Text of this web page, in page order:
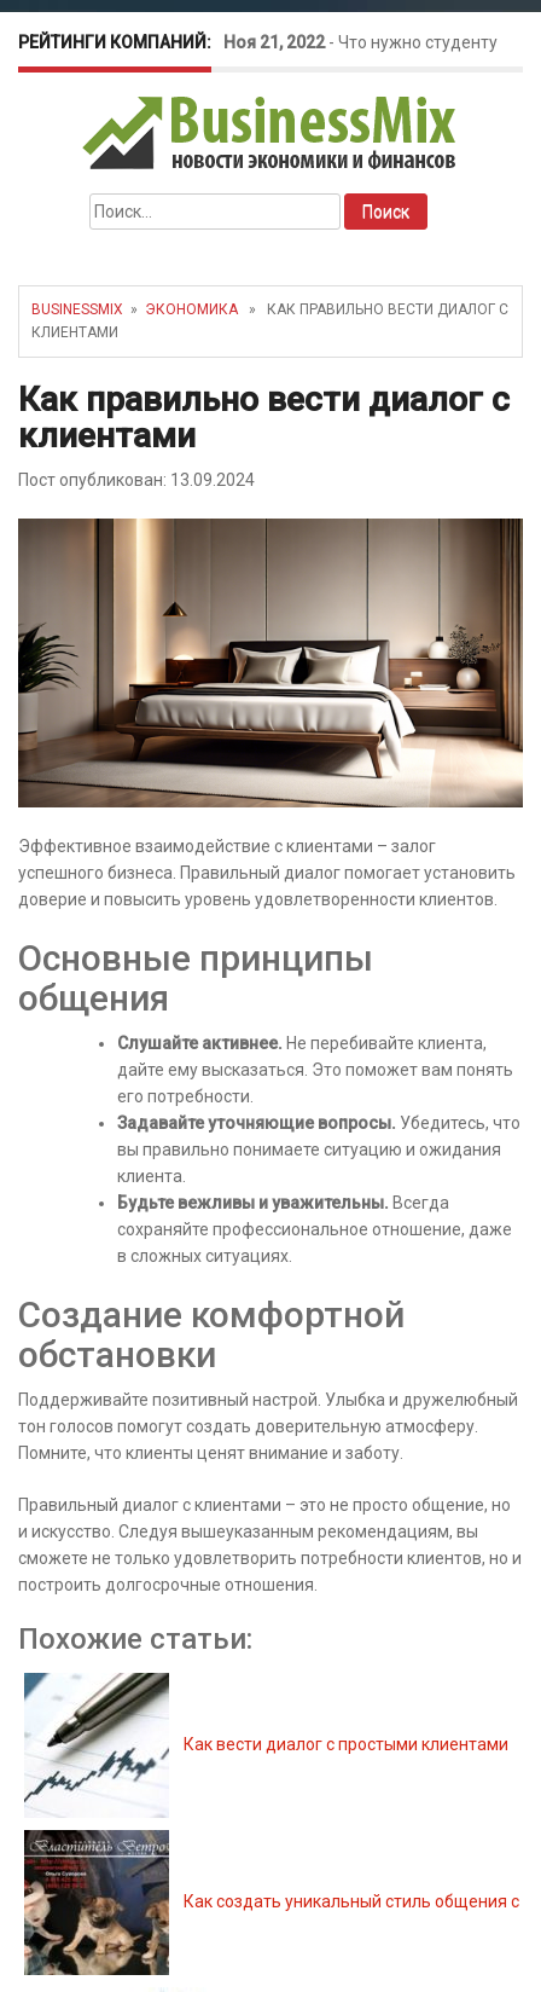
РЕЙТИНГИ КОМПАНИЙ: Ноя 21, 2022- Что нужно студенту
для открытия бизнеса?
Окт 26, 2022-Телефония для
amoCRM: лучшие инструменты для
бизнеса
как защитить свой бизнес?
Найти:
BUSINESSMIX » ЭКОНОМИКА» КАК ПРАВИЛЬНО ВЕСТИ ДИАЛОГ С
КЛИЕНТАМИ
Как правильно вести диалог с
клиентами
Пост опубликован: 13.09.2024
Эффективное взаимодействие с клиентами – залог
успешного бизнеса. Правильный диалог помогает установить
доверие и повысить уровень удовлетворенности клиентов.
Основные принципы
общения
Слушайте активнее. Не перебивайте клиента,
дайте ему высказаться. Это поможет вам понять
его потребности.
Задавайте уточняющие вопросы. Убедитесь, что
вы правильно понимаете ситуацию и ожидания
клиента.
Будьте вежливы и уважительны. Всегда
сохраняйте профессиональное отношение, даже
в сложных ситуациях.
Создание комфортной
обстановки
Поддерживайте позитивный настрой. Улыбка и дружелюбный
тон голосов помогут создать доверительную атмосферу.
Помните, что клиенты ценят внимание и заботу.
Правильный диалог с клиентами – это не просто общение, но
и искусство. Следуя вышеуказанным рекомендациям, вы
сможете не только удовлетворить потребности клиентов, но и
построить долгосрочные отношения.
Похожие статьи:
Как вести диалог с простыми клиентами
Как создать уникальный стиль общения с